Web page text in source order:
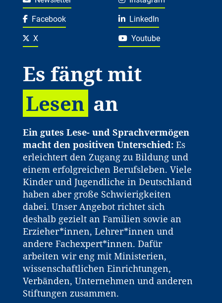
Facebook LinkedIn
X Youtube
Es fängt mit
Lesen an
Ein gutes Lese- und Sprachvermögen
macht den positiven Unterschied: Es
erleichtert den Zugang zu Bildung und
einem erfolgreichen Berufsleben. Viele
Kinder und Jugendliche in Deutschland
haben aber große Schwierigkeiten
dabei. Unser Angebot richtet sich
deshalb gezielt an Familien sowie an
Erzieher*innen, Lehrer*innen und
andere Fachexpert*innen. Dafür
arbeiten wir eng mit Ministerien,
wissenschaftlichen Einrichtungen,
Verbänden, Unternehmen und anderen
Stiftungen zusammen.